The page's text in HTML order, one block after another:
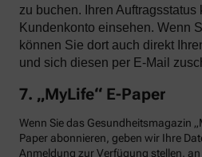
zu buchen. Ihren Auftragsstatus
Kundenkonto einsehen. Wenn
können Sie dort auch direkt
und sich diesen per E-Mail
7. „MyLife“ E-Paper
Wenn Sie das Gesundheitsmagazin
Paper abonnieren, geben wir Ihre
Anmeldung zur Verfügung stellen,